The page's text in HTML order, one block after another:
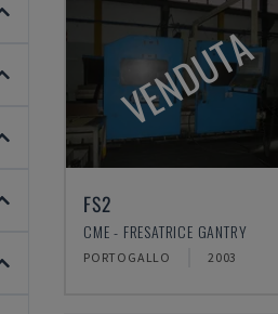
VENDUTA
FS2
CME - FRESATRICE GANTRY
PORTOGALLO 2003